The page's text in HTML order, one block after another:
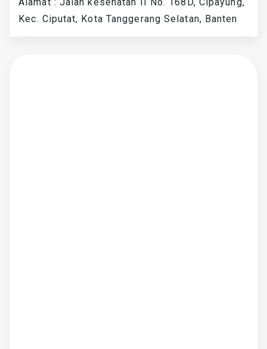
Alamat : Jalan kesehatan II No. 168D, Cipayung,
Kec. Ciputat, Kota Tanggerang Selatan, Banten